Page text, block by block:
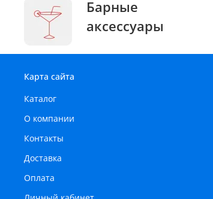
Барные
аксессуары
Карта сайта
Каталог
О компании
Контакты
Доставка
Оплата